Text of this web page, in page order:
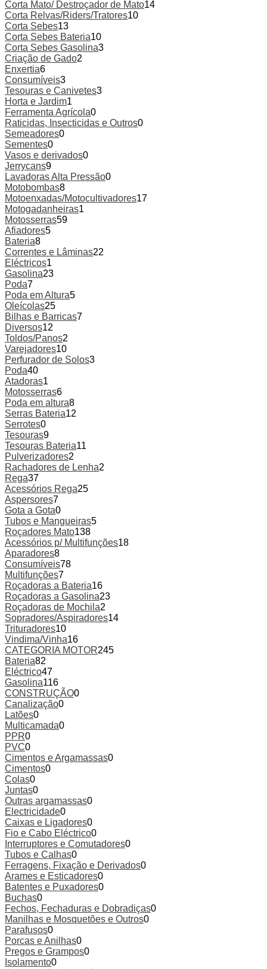
Corta Mato/ Destroçador de Mato14
Corta Relvas/Riders/Tratores10
Corta Sebes13
Corta Sebes Bateria10
Corta Sebes Gasolina3
Criação de Gado2
Enxertia6
Consumíveis3
Tesouras e Canivetes3
Horta e Jardim1
Ferramenta Agrícola0
Raticidas, Insecticidas e Outros0
Semeadores0
Sementes0
Vasos e derivados0
Jerrycans9
Lavadoras Alta Pressão0
Motobombas8
Motoenxadas/Motocultivadores17
Motogadanheiras1
Motosserras59
Afiadores5
Bateria8
Correntes e Lâminas22
Eléctricos1
Gasolina23
Poda7
Poda em Altura5
Oleícolas25
Bilhas e Barricas7
Diversos12
Toldos/Panos2
Varejadores10
Perfurador de Solos3
Poda40
Atadoras1
Motosserras6
Poda em altura8
Serras Bateria12
Serrotes0
Tesouras9
Tesouras Bateria11
Pulverizadores2
Rachadores de Lenha2
Rega37
Acessórios Rega25
Aspersores7
Gota a Gota0
Tubos e Mangueiras5
Roçadores Mato138
Acessórios p/ Multifunções18
Aparadores8
Consumíveis78
Multifunções7
Roçadoras a Bateria16
Roçadoras a Gasolina23
Roçadoras de Mochila2
Sopradores/Aspiradores14
Trituradores10
Vindima/Vinha16
CATEGORIA MOTOR245
Bateria82
Eléctrico47
Gasolina116
CONSTRUÇÃO0
Canalização0
Latões0
Multicamada0
PPR0
PVC0
Cimentos e Argamassas0
Cimentos0
Colas0
Juntas0
Outras argamassas0
Electricidade0
Caixas e Ligadores0
Fio e Cabo Eléctrico0
Interruptores e Comutadores0
Tubos e Calhas0
Ferragens, Fixação e Derivados0
Arames e Esticadores0
Batentes e Puxadores0
Buchas0
Fechos, Fechaduras e Dobradiças0
Manilhas e Mosquetões e Outros0
Parafusos0
Porcas e Anilhas0
Pregos e Grampos0
Isolamento0